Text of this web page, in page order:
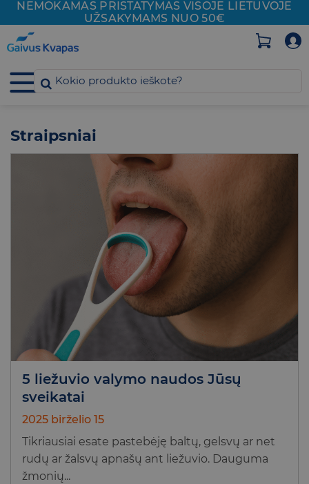
Skip
to
content
NEMOKAMAS PRISTATYMAS VISOJE LIETUVOJE
UŽSAKYMAMS NUO 50€
Straipsniai
5 liežuvio valymo naudos Jūsų
sveikatai
2025 birželio 15
Tikriausiai esate pastebėję baltų, gelsvų ar net
rudų ar žalsvų apnašų ant liežuvio. Dauguma
žmonių...